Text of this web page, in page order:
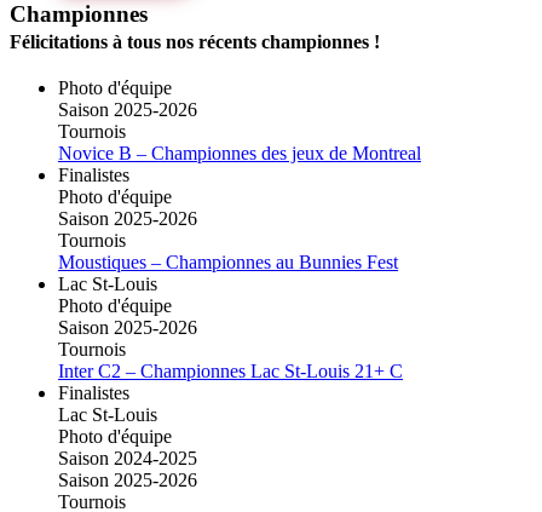
Championnes
Félicitations à tous nos récents championnes !
Photo d'équipe
Saison 2025-2026
Tournois
Novice B – Championnes des jeux de Montreal
Finalistes
Photo d'équipe
Saison 2025-2026
Tournois
Moustiques – Championnes au Bunnies Fest
Lac St-Louis
Photo d'équipe
Saison 2025-2026
Tournois
Inter C2 – Championnes Lac St-Louis 21+ C
Finalistes
Lac St-Louis
Photo d'équipe
Saison 2024-2025
Saison 2025-2026
Tournois